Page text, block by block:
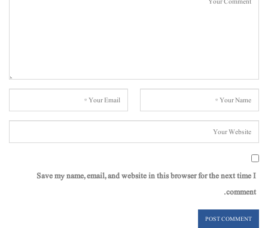
Save my name, email, and website in this browser for the next time I
comment.